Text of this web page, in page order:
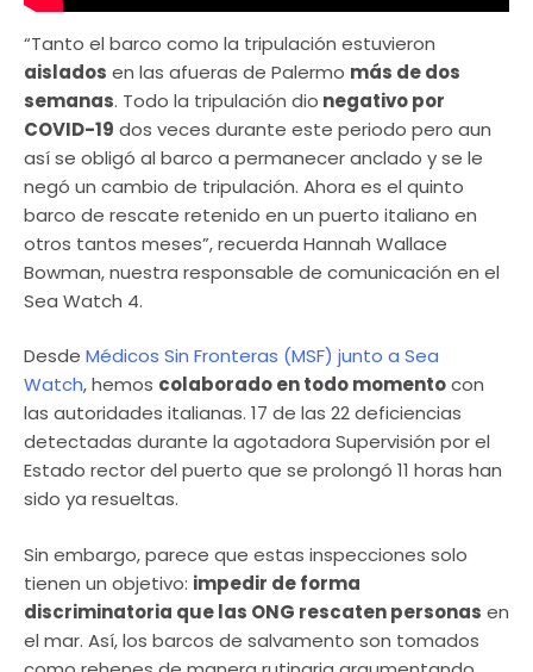
“Tanto el barco como la tripulación estuvieron
aislados en las afueras de Palermo más de dos
semanas. Todo la tripulación dio negativo por
COVID-19 dos veces durante este periodo pero aun
así se obligó al barco a permanecer anclado y se le
negó un cambio de tripulación. Ahora es el quinto
barco de rescate retenido en un puerto italiano en
otros tantos meses”, recuerda Hannah Wallace
Bowman, nuestra responsable de comunicación en el
Sea Watch 4.
Desde Médicos Sin Fronteras (MSF) junto a Sea
Watch, hemos colaborado en todo momentocon
las autoridades italianas. 17 de las 22 deficiencias
detectadas durante la agotadora Supervisión por el
Estado rector del puerto que se prolongó 11 horas han
sido ya resueltas.
Sin embargo, parece que estas inspecciones solo
tienen un objetivo: impedir de forma
discriminatoria que las ONG rescaten personas en
el mar. Así, los barcos de salvamento son tomados